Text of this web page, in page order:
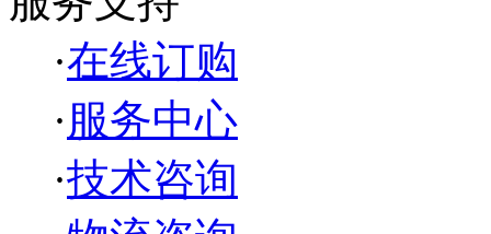
·在线订购
·服务中心
·技术咨询